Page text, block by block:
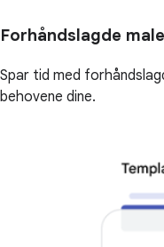
Forhåndslagde
Spar tid med
behovene dine.